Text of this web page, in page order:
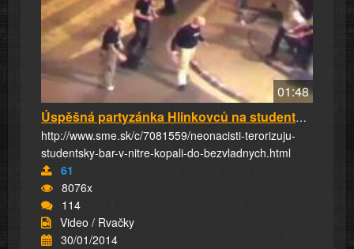
01:48
Úspěšná partyzánka Hlinkovců na studentskej p...
http://www.sme.sk/c/7081559/neonacisti-terorizuju-
studentsky-bar-v-nitre-kopali-do-bezvladnych.html
61
8076x
114
Video / Rvačky
30/01/2014